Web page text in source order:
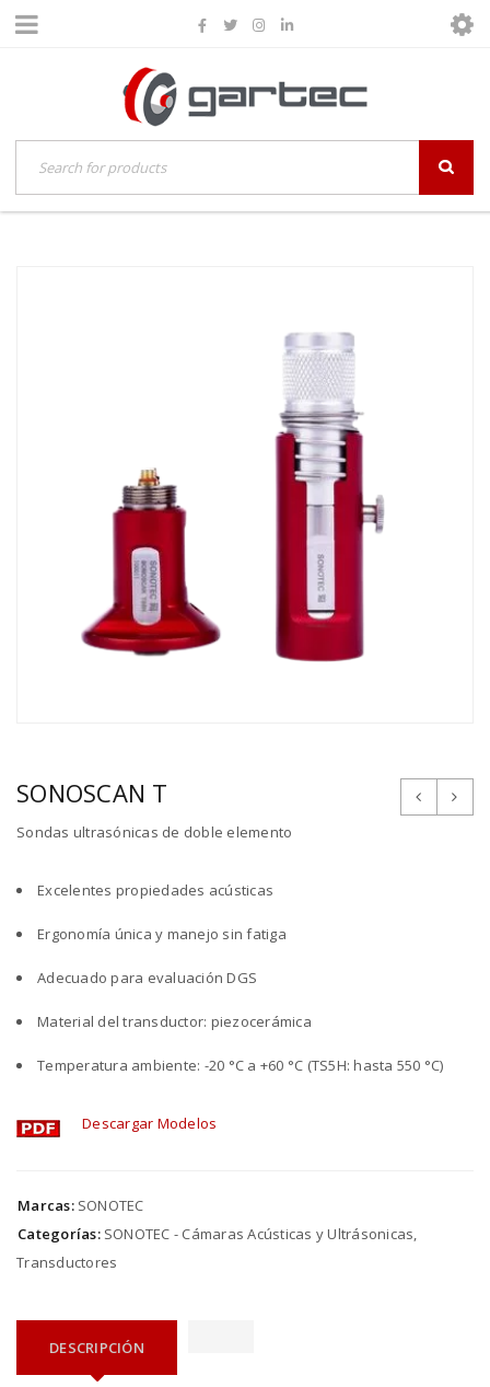
SONOSCAN T
Sondas ultrasónicas de doble elemento
Excelentes propiedades acústicas
Ergonomía única y manejo sin fatiga
Adecuado para evaluación DGS
Material del transductor: piezocerámica
Temperatura ambiente: -20 °C a +60 °C (TS5H: hasta 550 °C)
Descargar Modelos
Marcas: SONOTEC
Categorías: SONOTEC - Cámaras Acústicas y Ultrásonicas,
Transductores
DESCRIPCIÓN